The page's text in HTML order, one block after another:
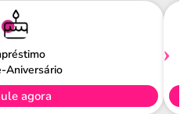
Aniversário
agora